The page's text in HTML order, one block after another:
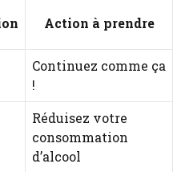
Action à prendre
Continuez comme ça
!
Réduisez votre
consommation
d’alcool